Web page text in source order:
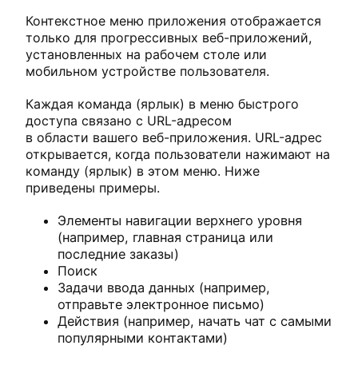
Контекстное меню приложения отображается
только для прогрессивных веб-приложений,
установленных на рабочем столе или
мобильном устройстве пользователя.
Каждая команда (ярлык) в меню быстрого
доступа связано с URL-адресом
в области вашего веб-приложения. URL-адрес
открывается, когда пользователи нажимают на
команду (ярлык) в этом меню. Ниже
приведены примеры.
Элементы навигации верхнего уровня
(например, главная страница или
последние заказы)
Поиск
Задачи ввода данных (например,
отправьте электронное письмо)
Действия (например, начать чат с самыми
популярными контактами)